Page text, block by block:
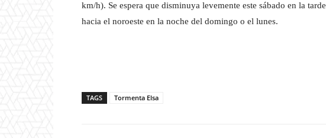
km/h). Se espera que disminuya levemente este sábado en la
hacia el noroeste en la noche del domingo o el lunes.
TAGS Tormenta Elsa